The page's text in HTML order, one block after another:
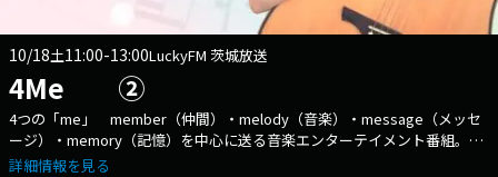
10/18土11:00-13:00LuckyFM 茨城放送
4Me ②
4つの「me」 member（仲間）・melody（音楽）・message（メッセ
ージ）・memory（記憶）を中心に送る音楽エンターテイメント番組。
茨城放送アナウンサーの菊地真衣と一緒に音楽を知って、楽しんで。 聞
詳細情報を見る